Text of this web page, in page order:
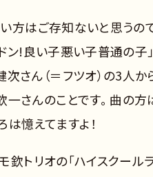
方はご存知ないと思うの
ン!良い子悪い子普通の子
さん（＝フツオ）の3人か
一さんのことです。 曲の
は憶えてますよ！
欽トリオの「ハイスクール